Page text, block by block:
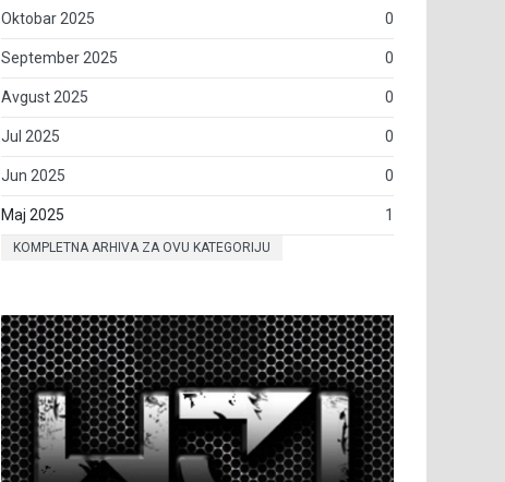
Oktobar 2025 0
September 2025 0
Avgust 2025 0
Jul 2025 0
Jun 2025 0
Maj 2025 1
KOMPLETNA ARHIVA ZA OVU KATEGORIJU